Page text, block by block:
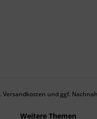
Versandkosten und ggf.
Weitere Themen